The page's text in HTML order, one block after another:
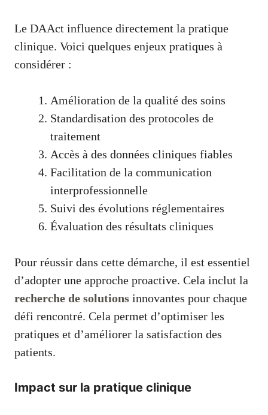
Le DAAct influence directement la pratique
clinique. Voici quelques enjeux pratiques à
considérer :
Amélioration de la qualité des soins
Standardisation des protocoles de
traitement
Accès à des données cliniques fiables
Facilitation de la communication
interprofessionnelle
Suivi des évolutions réglementaires
Évaluation des résultats cliniques
Pour réussir dans cette démarche, il est essentiel
d’adopter une approche proactive. Cela inclut la
recherche de solutions innovantes pour chaque
défi rencontré. Cela permet d’optimiser les
pratiques et d’améliorer la satisfaction des
patients.
Impact sur la pratique clinique